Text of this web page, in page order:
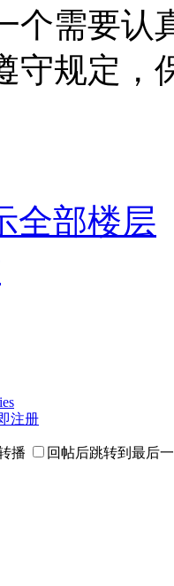
个需要认
守规定，
全部楼层
注册
播 回帖后跳转到最后